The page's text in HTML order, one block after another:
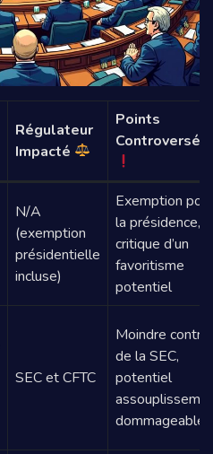
Régulateur
Impacté
Points
Controversés
N/A
(exemption
présidentielle
incluse)
Exemption pour
la présidence,
critique d’un
favoritisme
potentiel
SEC et CFTC
Moindre
de la SEC,
potentiel
dommageable